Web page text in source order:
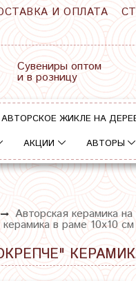
И ОПЛАТА
Сувениры оптом
и в розницу
АВТОРСКОЕ ЖИКЛЕ НА
АКЦИИ АВТОРЫ
Авторская керамика на
в раме 10х10 см